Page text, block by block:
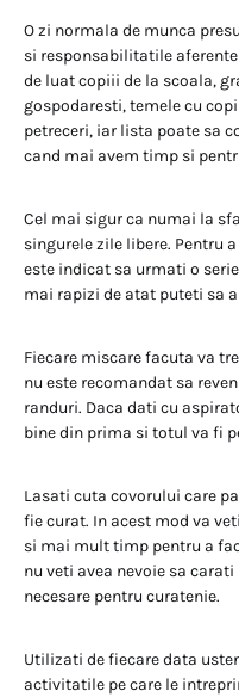
O zi normala de munca
si responsabilitatile
de luat copiii de la scoala,
gospodaresti, temele cu
petreceri, iar lista poate sa
cand mai avem timp si
Cel mai sigur ca numai la
singurele zile libere. Pentru
este indicat sa urmati o
mai rapizi de atat puteti sa
Fiecare miscare facuta va
nu este recomandat sa
randuri. Daca dati cu
bine din prima si totul va fi
Lasati cuta covorului care
fie curat. In acest mod va
si mai mult timp pentru a
nu veti avea nevoie sa
necesare pentru curatenie.
Utilizati de fiecare data
activitatile pe care le